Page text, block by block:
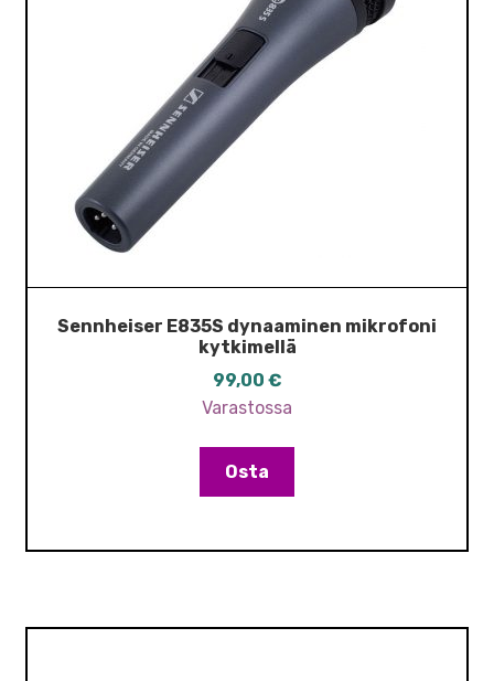
Sennheiser E835S dynaaminen mikrofoni
kytkimellä
99,00 €
Varastossa
Osta